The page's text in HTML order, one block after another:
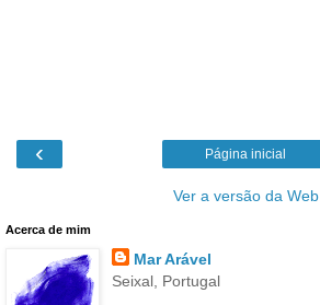
‹ Página inicial
Ver a versão da Web
Acerca de mim
Mar Arável
Seixal, Portugal